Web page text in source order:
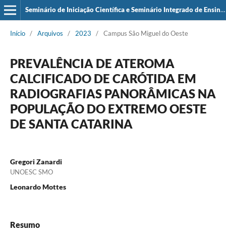
Seminário de Iniciação Científica e Seminário Integrado de Ensino, Pesquisa e Extensão (SIEPE)
Início / Arquivos / 2023 / Campus São Miguel do Oeste
PREVALÊNCIA DE ATEROMA
CALCIFICADO DE CARÓTIDA EM
RADIOGRAFIAS PANORÂMICAS NA
POPULAÇÃO DO EXTREMO OESTE
DE SANTA CATARINA
Gregori Zanardi
UNOESC SMO
Leonardo Mottes
Resumo